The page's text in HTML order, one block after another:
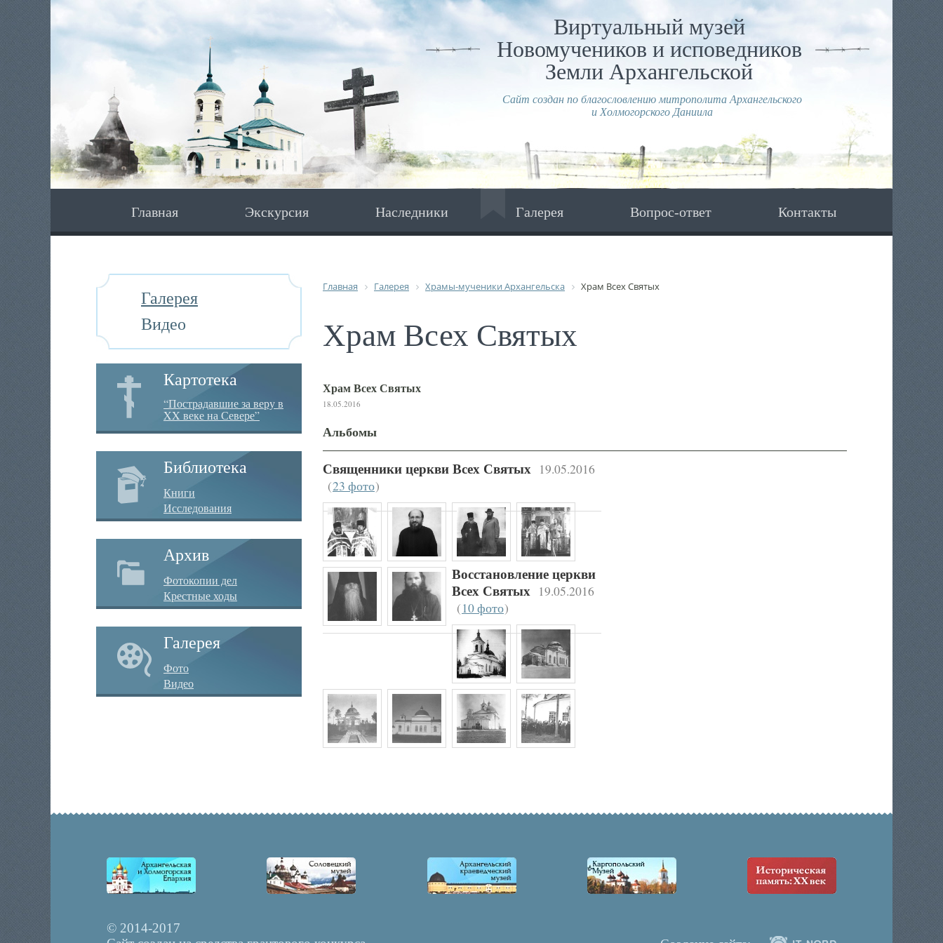
Виртуальный музей
Новомучеников и исповедников
Земли Архангельской
Сайт создан по благословлению митрополита Архангельского
и Холмогорского Даниила
Главная Экскурсия Наследники Галерея Вопрос-ответ Контакты
Галерея
Видео
Картотека
“Пострадавшие за веру в
XX веке на Севере”
Библиотека
Книги
Исследования
Архив
Фотокопии дел
Крестные ходы
Галерея
Фото
Видео
Главная Галерея Храмы-мученики Архангельска Храм Всех Святых
Храм Всех Святых
Храм Всех Святых
18.05.2016
Альбомы
Священники церкви Всех Святых
19.05.2016
(23 фото)
Восстановление церкви
Всех Святых
19.05.2016
(10 фото)
© 2014-2017